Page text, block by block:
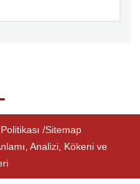
Sitemap
Analizi, Kökeni ve